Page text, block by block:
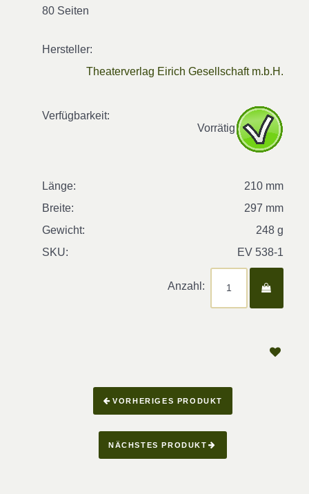
80 Seiten
Hersteller:
Theaterverlag Eirich Gesellschaft m.b.H.
Verfügbarkeit:
Vorrätig
Länge:
210 mm
Breite:
297 mm
Gewicht:
248 g
SKU:
EV 538-1
Anzahl:
VORHERIGES PRODUKT
NÄCHSTES PRODUKT